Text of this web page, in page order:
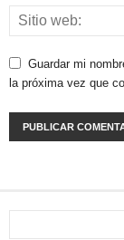
Guardar mi
la próxima vez que